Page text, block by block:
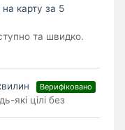
карту за 5
та швидко.
Верифіковано
які цілі без